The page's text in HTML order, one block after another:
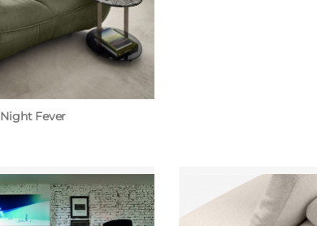
Night Fever